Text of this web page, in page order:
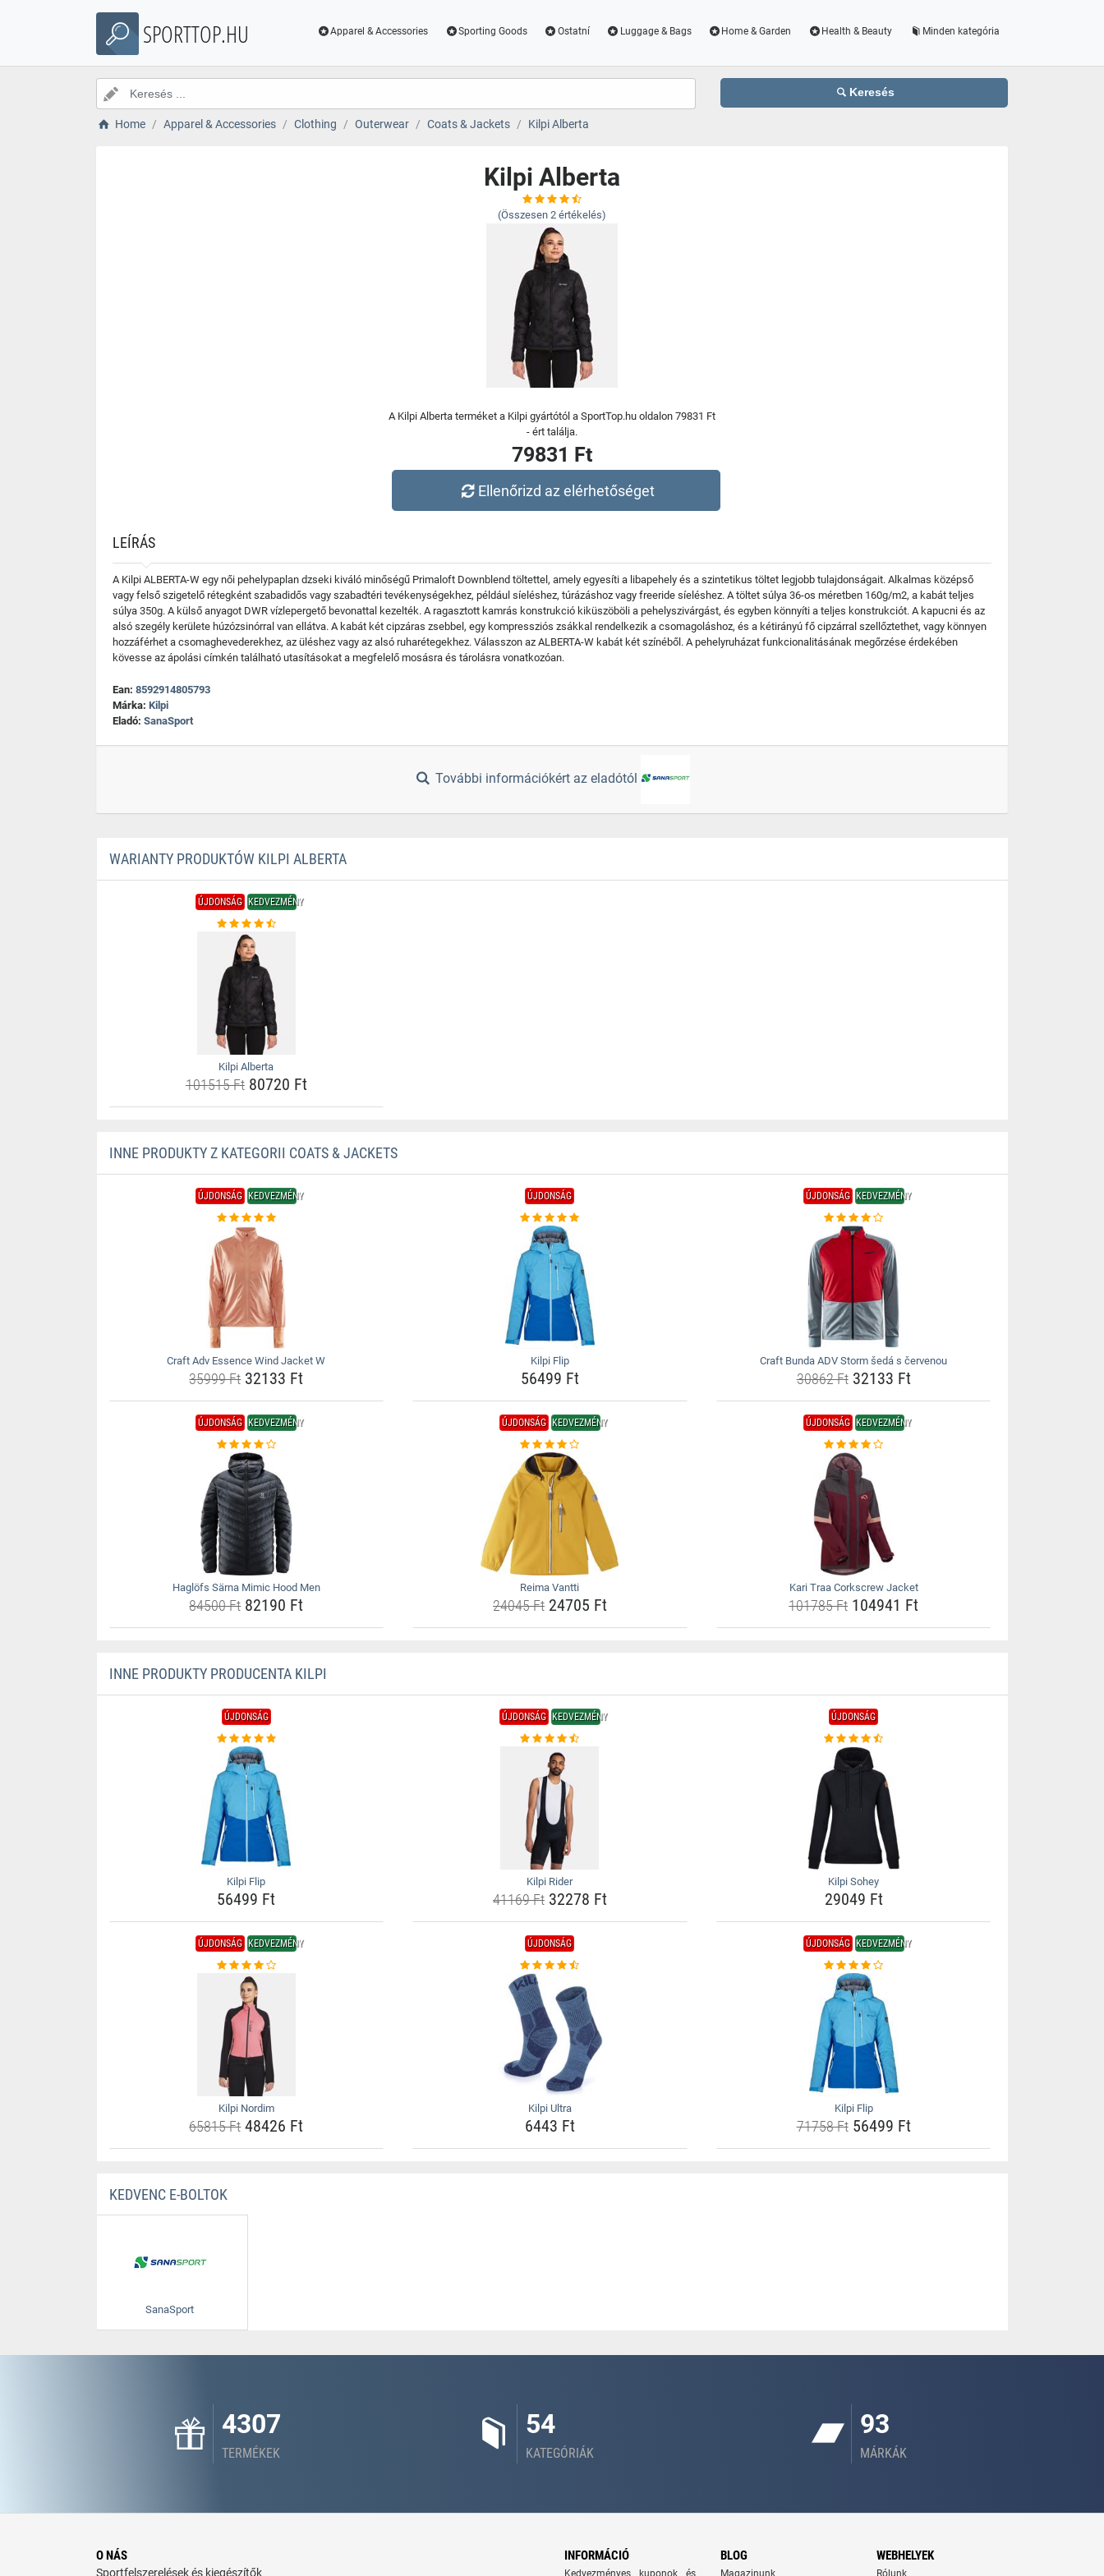
SPORTTOP.HU Apparel & Accessories Sporting Goods Ostatní Luggage & Bags Home & Garden Health & Beauty Minden kategória
Keresés
Home Apparel & Accessories Clothing Outerwear Coats & Jackets Kilpi Alberta
Kilpi Alberta
(Összesen 2 értékelés)
A Kilpi Alberta terméket a Kilpi gyártótól a SportTop.hu oldalon 79831 Ft
- ért találja.
79831 Ft
Ellenőrizd az elérhetőséget
LEÍRÁS
A Kilpi ALBERTA-W egy női pehelypaplan dzseki kiváló minőségű Primaloft Downblend töltettel, amely egyesíti a libapehely és a szintetikus töltet legjobb tulajdonságait. Alkalmas középső
vagy felső szigetelő rétegként szabadidős vagy szabadtéri tevékenységekhez, például síeléshez, túrázáshoz vagy freeride síeléshez. A töltet súlya 36-os méretben 160g/m2, a kabát teljes
súlya 350g. A külső anyagot DWR vízlepergető bevonattal kezelték. A ragasztott kamrás konstrukció kiküszöböli a pehelyszivárgást, és egyben könnyíti a teljes konstrukciót. A kapucni és az
alsó szegély kerülete húzózsinórral van ellátva. A kabát két cipzáras zsebbel, egy kompressziós zsákkal rendelkezik a csomagoláshoz, és a kétirányú fő cipzárral szellőztethet, vagy könnyen
hozzáférhet a csomaghevederekhez, az üléshez vagy az alsó ruharétegekhez. Válasszon az ALBERTA-W kabát két színéből. A pehelyruházat funkcionalitásának megőrzése érdekében
kövesse az ápolási címkén található utasításokat a megfelelő mosásra és tárolásra vonatkozóan.
Ean: 8592914805793
Márka: Kilpi
Eladó: SanaSport
További információkért az eladótól
WARIANTY PRODUKTÓW KILPI ALBERTA
ÚJDONSÁG KEDVEZMÉNY
Kilpi Alberta
101515 Ft80720 Ft
INNE PRODUKTY Z KATEGORII COATS & JACKETS
ÚJDONSÁG KEDVEZMÉNY
Craft Adv Essence Wind Jacket W
35999 Ft32133 Ft
ÚJDONSÁG
Kilpi Flip
56499 Ft
ÚJDONSÁG KEDVEZMÉNY
Craft Bunda ADV Storm šedá s červenou
30862 Ft32133 Ft
ÚJDONSÁG KEDVEZMÉNY
Haglöfs Särna Mimic Hood Men
84500 Ft82190 Ft
ÚJDONSÁG KEDVEZMÉNY
Reima Vantti
24045 Ft24705 Ft
ÚJDONSÁG KEDVEZMÉNY
Kari Traa Corkscrew Jacket
101785 Ft 104941 Ft
INNE PRODUKTY PRODUCENTA KILPI
ÚJDONSÁG
Kilpi Flip
56499 Ft
ÚJDONSÁG KEDVEZMÉNY
Kilpi Rider
41169 Ft32278 Ft
ÚJDONSÁG
Kilpi Sohey
29049 Ft
ÚJDONSÁG KEDVEZMÉNY
Kilpi Nordim
65815 Ft48426 Ft
ÚJDONSÁG
Kilpi Ultra
6443 Ft
ÚJDONSÁG KEDVEZMÉNY
Kilpi Flip
71758 Ft56499 Ft
KEDVENC E-BOLTOK
SanaSport
4307
TERMÉKEK
54
KATEGÓRIÁK
93
MÁRKÁK
O NÁS
Sportfelszerelések és kiegészítők
INFORMÁCIÓ
Kedvezményes kuponok és
BLOG
Magazinunk
WEBHELYEK
Rólunk